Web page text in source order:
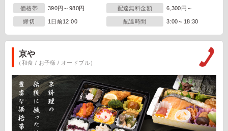
価格帯 390円～980円 配達無料金額 6,300円～
締切 1日前12:00 配達時間 3:00～18:30
京や
（和食 / お子様 / オードブル）